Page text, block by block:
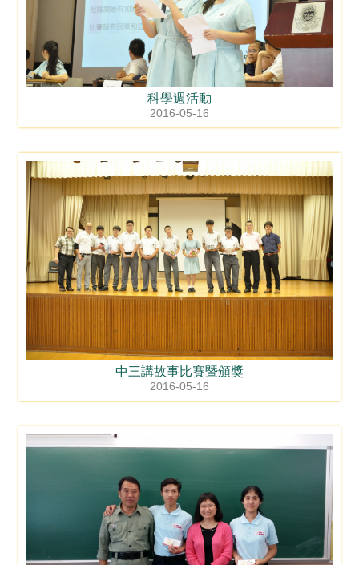
科學週活動
2016-05-16
中三講故事比賽暨頒獎
2016-05-16